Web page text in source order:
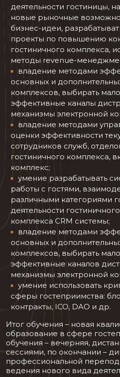
деятельности гостиницы,
новые рыночные
бизнес-идеи,
проекты по повышению
гостиничного комплекса,
методы revenue-
владение методами
основных и
комплексов, выбирать
эффективные каналы
механизмы электронной
владение методами
оценки эффективности
сотрудников служб,
гостиничного комплекса,
комплекс;
умение разрабатывать
работы с гостями,
различными категориями
деятельности гостиничного
комплекса CRM системы;
владение методами
основных и
комплексов, выбирать
эффективные каналов
механизмы электронной
умение использовать
сферы гостеприимства:
контракты, ICO, DAO и др.
Итог обучения – новая
образование в сфере
обучения – вечерняя,
сессиями, по окончании –
профессиональной
ведения нового вида